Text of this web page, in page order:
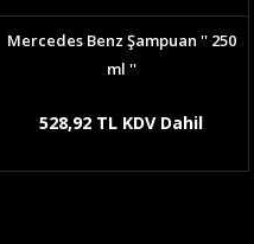
Mercedes Benz Şampuan '' 250
ml ''
528,92 TL KDV Dahil